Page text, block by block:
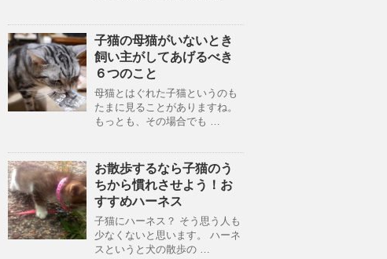
子猫の母猫がいないとき
飼い主がしてあげるべき
６つのこと
母猫とはぐれた子猫というのも
たまに見ることがありますね。
もっとも、その場合でも …
お散歩するなら子猫のう
ちから慣れさせよう！お
すすめハーネス
子猫にハーネス？ そう思う人も
少なくないと思います。 ハーネ
スというと犬の散歩の …